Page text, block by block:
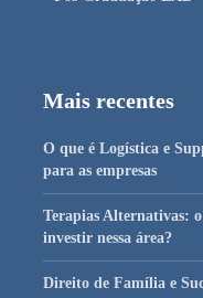
Mais recentes
O que é Logística e
para as empresas
Terapias Alternativas:
investir nessa área?
Direito de Família e